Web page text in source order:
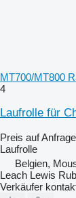
MT700/MT800
4
Laufrolle für
Preis auf Anfrage
Laufrolle
Belgien,
Leach Lewis
Verkäufer